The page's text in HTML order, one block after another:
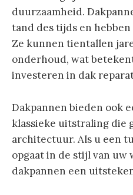
duurzaamheid.
tand des tijds en
Ze kunnen tientallen
onderhoud, wat
investeren in dak
Dakpannen bieden ook
klassieke uitstraling die
architectuur. Als u een
opgaat in de stijl van uw
dakpannen een